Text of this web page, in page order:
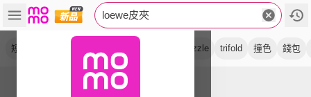
loewe皮夾
短夾 puzzle trifold 撞色 錢包